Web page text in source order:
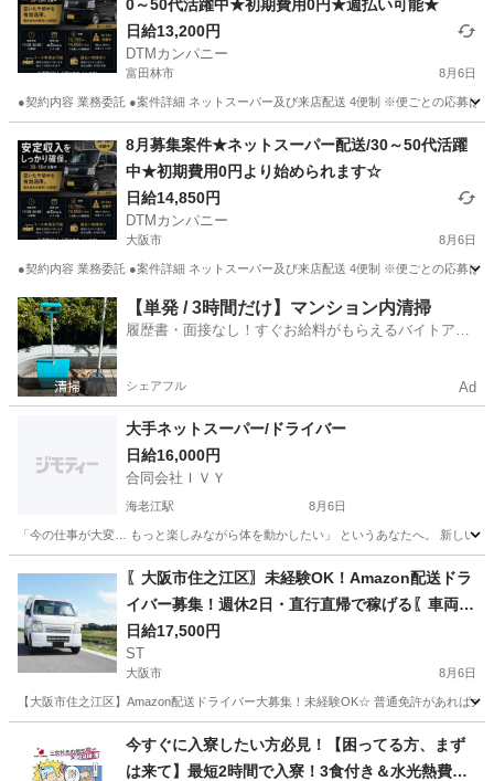
0～50代活躍中★初期費用0円★週払い可能★
日給13,200円
DTMカンパニー
富田林市 8月6日
●契約内容 業務委託 ●案件詳細 ネットスーパー及び来店配送 4便制 ※便ごとの応募は
ドライバー ネットスーパー
8月募集案件★ネットスーパー配送/30～50代活躍
中★初期費用0円より始められます☆
日給14,850円
DTMカンパニー
大阪市 8月6日
●契約内容 業務委託 ●案件詳細 ネットスーパー及び来店配送 4便制 ※便ごとの応募は
大阪 大阪市 ドライバー ネットスーパー
【単発 / 3時間だけ】マンション内清掃
履歴書・面接なし！すぐお給料がもらえるバイトアプ
シェアフル Ad
大手ネットスーパー/ドライバー
日給16,000円
合同会社ＩＶＹ
海老江駅 8月6日
「今の仕事が大変… もっと楽しみながら体を動かしたい」 というあなたへ。 新しい
海老江駅 ドライバー ネットスーパー
〖大阪市住之江区〗未経験OK！Amazon配送ドラ
イバー募集！週休2日・直行直帰で稼げる〖車両レ
ンタ
日給17,500円
ST
大阪市 8月6日
【大阪市住之江区】Amazon配送ドライバー大募集！未経験OK☆ 普通免許があれば
ドライバー Amazon
今すぐに入寮したい方必見！【困ってる方、まず
は来て】最短2時間で入寮！3食付き＆水光熱費無